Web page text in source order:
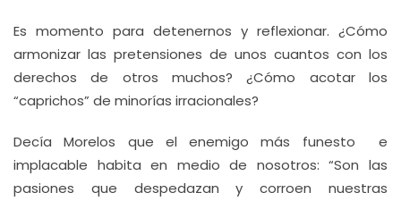
Es momento para detenernos y reflexionar. ¿Cómo
armonizar las pretensiones de unos cuantos con los
derechos de otros muchos? ¿Cómo acotar los
“caprichos” de minorías irracionales?
Decía Morelos que el enemigo más funesto e
implacable habita en medio de nosotros: “Son las
pasiones que despedazan y corroen nuestras